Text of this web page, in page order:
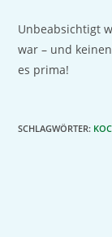
Unbeabsichtigt
war – und
es prima!
SCHLAGWÖRTER: